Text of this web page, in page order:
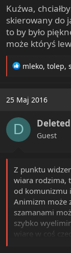
ostentacyjną
gardziołka
strony są
rekonstrukcji
Kuźwa,
skierowany do
to by było
może któryś
R
t
o
n
s
mleko, tolep,
25 Maj 2016
D Guest
Z punktu
wiara rodzima,
od komunizmu
Animizm może
szamanami
szybko
wiarę w coś